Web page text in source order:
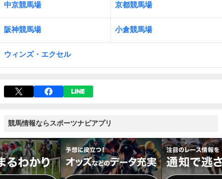
中京競馬場 京都競馬場
阪神競馬場 小倉競馬場
ウィンズ・エクセル
競馬情報ならスポーツナビアプリ